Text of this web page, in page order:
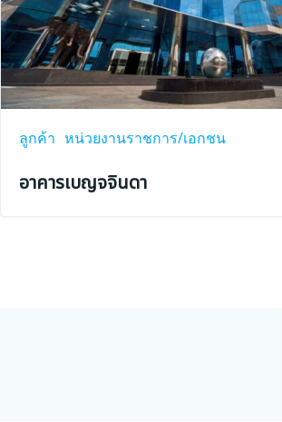
ลูกค้า หน่วยงานราชการ/เอกชน
อาคารเบญจจินดา